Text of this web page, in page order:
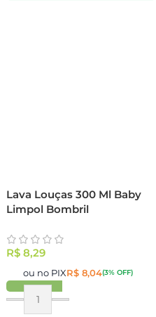
Lava Louças 300 Ml Baby
Limpol Bombril
R$ 8,29
ou no PIXR$ 8,04(3% OFF)